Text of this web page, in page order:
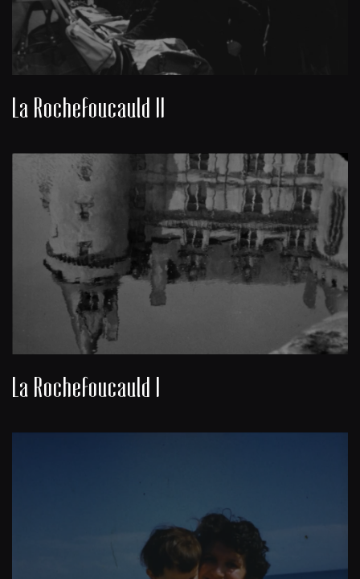
La Rochefoucauld II
La Rochefoucauld I